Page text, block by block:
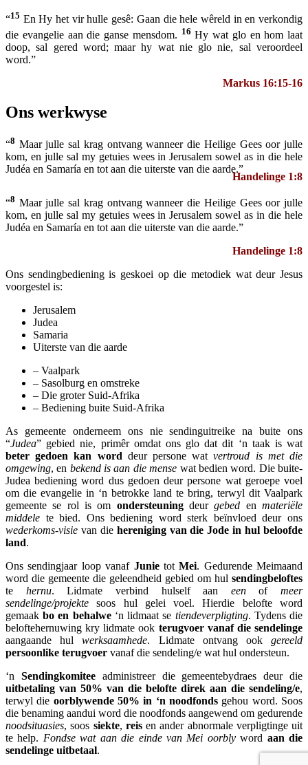
“15 En Hy het vir hulle gesê: Gaan die hele wêreld in en verkondig
die evangelie aan die ganse mensdom. 16 Hy wat glo en hom laat
doop, sal gered word; maar hy wat nie glo nie, sal veroordeel
word.”
Markus 16:15-16
Ons werkwyse
“8 Maar julle sal krag ontvang wanneer die Heilige Gees oor julle
kom, en julle sal my getuies wees in Jerusalem sowel as in die hele
Judéa en Samaría en tot aan die uiterste van die aarde.”
Handelinge 1:8
“8 Maar julle sal krag ontvang wanneer die Heilige Gees oor julle
kom, en julle sal my getuies wees in Jerusalem sowel as in die hele
Judéa en Samaría en tot aan die uiterste van die aarde.”
Handelinge 1:8
Ons sendingbediening is geskoei op die metodiek wat deur Jesus
voorgestel is:
Jerusalem
Judea
Samaria
Uiterste van die aarde
– Vaalpark
– Sasolburg en omstreke
– Die groter Suid-Afrika
– Bediening buite Suid-Afrika
As gemeente onderneem ons nie sendinguitreike na buite ons
“Judea” gebied nie, primêr omdat ons glo dat dit ‘n taak is wat
beter gedoen kan word deur persone watvertroud is met die
omgewing, en bekend is aan die mense wat bedien word. Die buite-
Judea bediening word dus gedoen deur persone wat geroepe voel
om die evangelie in ‘n betrokke land te bring, terwyl dit Vaalpark
gemeente se rol is om ondersteuningdeurgebed enmateriële
middele te bied. Ons bediening word sterk beïnvloed deur ons
wederkoms-visie van die hereniging van die Jode in hul beloofde
land.
Ons sendingjaar loop vanaf JunietotMei. Gedurende Meimaand
word die gemeente die geleendheid gebied om hul sendingbeloftes
te hernu. Lidmate verbind hulself aan eenof meer
sendelinge/projekte soos hul gelei voel. Hierdie belofte word
gemaakbo en behalwe‘n lidmaat se tiendeverpligting. Tydens die
beloftehernuwing kry lidmate ook terugvoer vanaf die sendelinge
aangaande hulwerksaamhede. Lidmate ontvang ookgereeld
persoonlike terugvoer vanaf die sendeling/e wat hul ondersteun.
‘n Sendingkomiteeadministreer die gemeentebydraes deur die
uitbetaling van 50% van die belofte direk aan die sendeling/e,
terwyl die oorblywende 50% in ‘n noodfonds gehou word. Soos
die benaming aandui word die noodfonds aangewend om gedurende
noodsituasies, soos siekte, reisen ander abnormale verpligtinge uit
te help. Fondse wat aan die einde van Mei oorblyword aan die
sendelinge uitbetaal.